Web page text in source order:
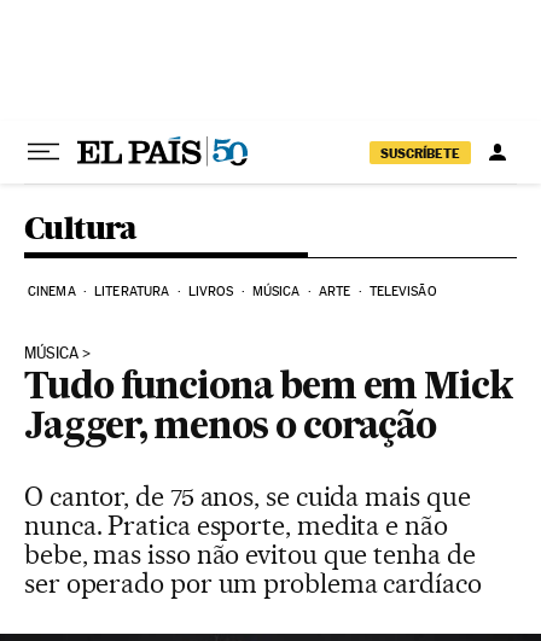
SUSCRÍBETE
Cultura
CINEMA LITERATURA LIVROS MÚSICA ARTE TELEVISÃO
MÚSICA
Tudo funciona bem em Mick
Jagger, menos o coração
O cantor, de 75 anos, se cuida mais que
nunca. Pratica esporte, medita e não
bebe, mas isso não evitou que tenha de
ser operado por um problema cardíaco